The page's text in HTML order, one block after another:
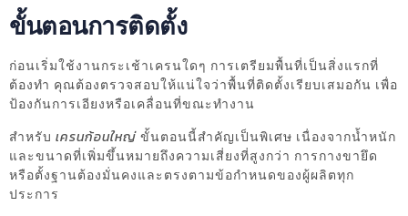
ขั้นตอนการติดตั้ง
ก่อนเริ่มใช้งานกระเช้าเครนใดๆ การเตรียมพื้นที่เป็นสิ่งแรกที่
ต้องทำ คุณต้องตรวจสอบให้แน่ใจว่าพื้นที่ติดตั้งเรียบเสมอกัน เพื่อ
ป้องกันการเอียงหรือเคลื่อนที่ขณะทำงาน
สำหรับ เครนก้อนใหญ่ขั้นตอนนี้สำคัญเป็นพิเศษ เนื่องจากน้ำหนัก
และขนาดที่เพิ่มขึ้นหมายถึงความเสี่ยงที่สูงกว่า การกางขายึด
หรือตั้งฐานต้องมั่นคงและตรงตามข้อกำหนดของผู้ผลิตทุก
ประการ